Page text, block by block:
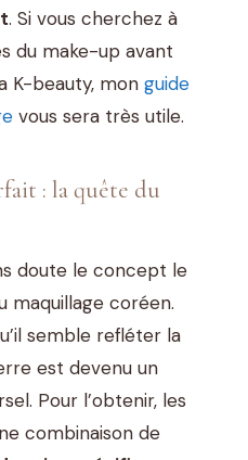
. Si vous cherchez à
du make-up avant
K-beauty, mon guide
vous sera très utile.
: la quête du
doute le concept le
maquillage coréen.
semble refléter la
est devenu un
Pour l’obtenir, les
combinaison de